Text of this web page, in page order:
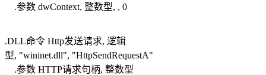
.参数 dwContext, 整数型, , 0
.DLL命令 Http发送请求, 逻辑
型, "wininet.dll", "HttpSendRequestA"
.参数 HTTP请求句柄, 整数型